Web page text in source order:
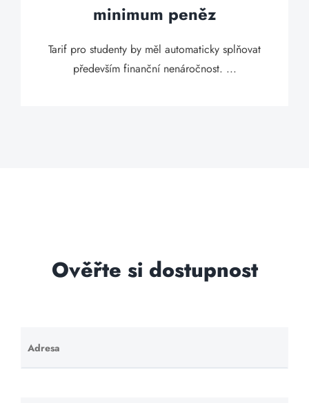
minimum peněz
Tarif pro studenty by měl automaticky splňovat
především finanční nenáročnost. ...
Ověřte si dostupnost
Adresa
Ponechte
toto pole